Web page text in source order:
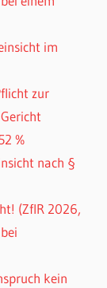
im
zur
%
nach §
(ZfIR 2026,
kein